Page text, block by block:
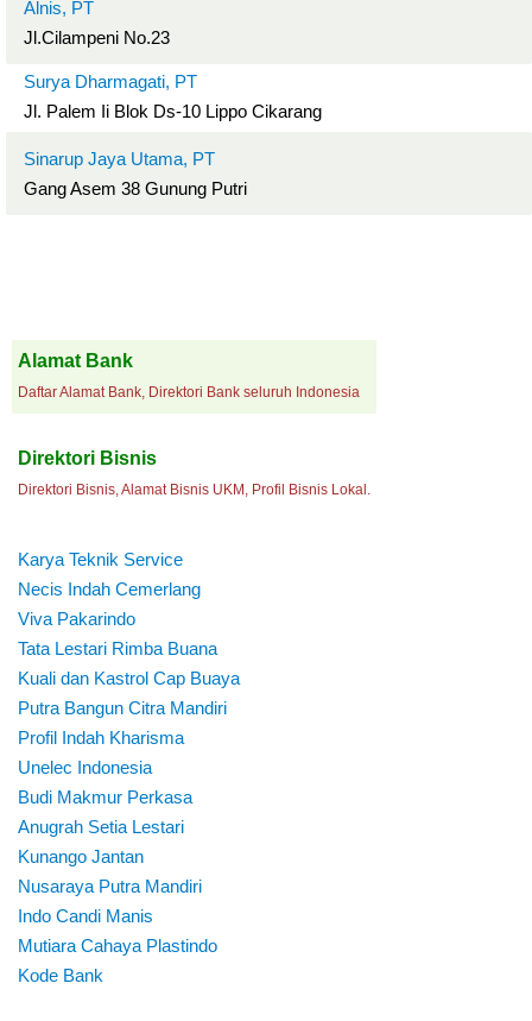
Alnis, PT
Jl.Cilampeni No.23
Surya Dharmagati, PT
Jl. Palem Ii Blok Ds-10 Lippo Cikarang
Sinarup Jaya Utama, PT
Gang Asem 38 Gunung Putri
Alamat Bank
Daftar Alamat Bank, Direktori Bank seluruh Indonesia
Direktori Bisnis
Direktori Bisnis, Alamat Bisnis UKM, Profil Bisnis Lokal.
Karya Teknik Service
Necis Indah Cemerlang
Viva Pakarindo
Tata Lestari Rimba Buana
Kuali dan Kastrol Cap Buaya
Putra Bangun Citra Mandiri
Profil Indah Kharisma
Unelec Indonesia
Budi Makmur Perkasa
Anugrah Setia Lestari
Kunango Jantan
Nusaraya Putra Mandiri
Indo Candi Manis
Mutiara Cahaya Plastindo
Kode Bank